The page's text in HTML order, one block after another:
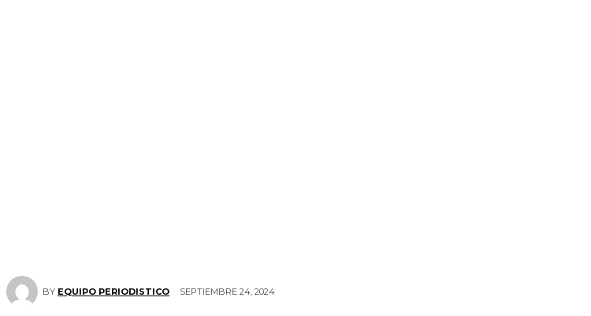
BY EQUIPO PERIODISTICO SEPTIEMBRE 24, 2024